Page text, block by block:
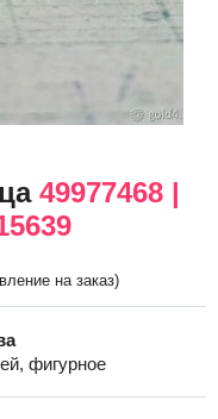
49977468 |
на заказ)
фигурное